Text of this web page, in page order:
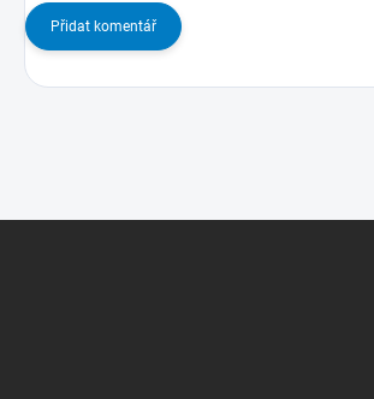
Přidat komentář